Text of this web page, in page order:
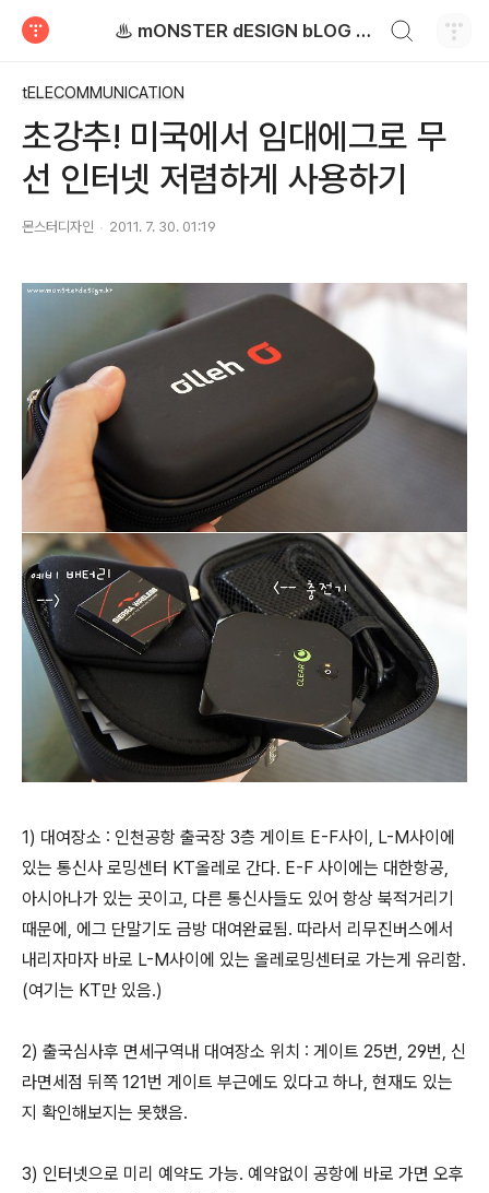
♨ mONSTER dESIGN bLOG - 몬스터디자인 블로그
tELECOMMUNICATION
초강추! 미국에서 임대에그로 무
선 인터넷 저렴하게 사용하기
몬스터디자인 2011. 7. 30. 01:19
1) 대여장소 : 인천공항 출국장 3층 게이트 E-F사이, L-M사이에
있는 통신사 로밍센터 KT올레로 간다. E-F 사이에는 대한항공,
아시아나가 있는 곳이고, 다른 통신사들도 있어 항상 북적거리기
때문에, 에그 단말기도 금방 대여완료됨. 따라서 리무진버스에서
내리자마자 바로 L-M사이에 있는 올레로밍센터로 가는게 유리함.
(여기는 KT만 있음.)
2) 출국심사후 면세구역내 대여장소 위치 : 게이트 25번, 29번, 신
라면세점 뒤쪽 121번 게이트 부근에도 있다고 하나, 현재도 있는
지 확인해보지는 못했음.
3) 인터넷으로 미리 예약도 가능. 예약없이 공항에 바로 가면 오후